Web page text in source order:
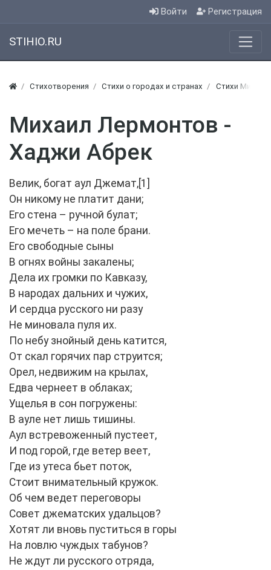
Войти Регистрация
STIHIO.RU
Стихотворения Стихи о городах и странах Стихи
Михаил Лермонтов -
Хаджи Абрек
Велик, богат аул Джемат,[1]
Он никому не платит дани;
Его стена – ручной булат;
Его мечеть – на поле брани.
Его свободные сыны
В огнях войны закалены;
Дела их громки по Кавказу,
В народах дальних и чужих,
И сердца русского ни разу
Не миновала пуля их.
По небу знойный день катится,
От скал горячих пар струится;
Орел, недвижим на крылах,
Едва чернеет в облаках;
Ущелья в сон погружены:
В ауле нет лишь тишины.
Аул встревоженный пустеет,
И под горой, где ветер веет,
Где из утеса бьет поток,
Стоит внимательный кружок.
Об чем ведет переговоры
Совет джематских удальцов?
Хотят ли вновь пуститься в горы
На ловлю чуждых табунов?
Не ждут ли русского отряда,